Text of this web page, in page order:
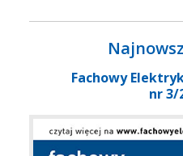
Fachowy
nr 3/